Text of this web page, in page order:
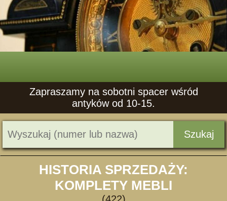
Zapraszamy na sobotni spacer wśród
antyków od 10-15.
Szukaj
HISTORIA SPRZEDAŻY:
KOMPLETY MEBLI